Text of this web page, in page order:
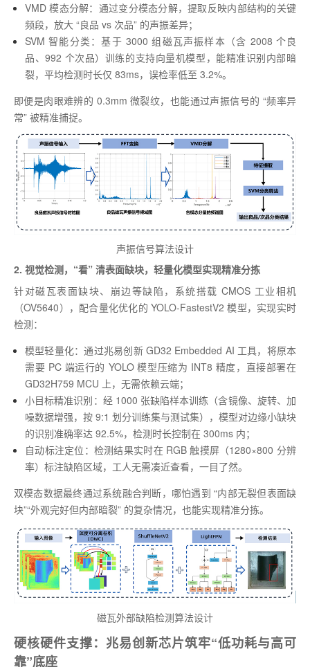
VMD 模态分解：通过变分模态分解，提取反映内部结构的关键
频段，放大 “良品 vs 次品” 的声振差异；
SVM 智能分类：基于 3000 组磁瓦声振样本（含 2008 个良
品、992 个次品）训练的支持向量机模型，能精准识别内部暗
裂，平均检测时长仅 83ms，误检率低至 3.2%。
即便是肉眼难辨的 0.3mm 微裂纹，也能通过声振信号的 “频率异
常” 被精准捕捉。
声振信号算法设计
2. 视觉检测，“看” 清表面缺块，轻量化模型实现精准分拣
针对磁瓦表面缺块、崩边等缺陷，系统搭载 CMOS 工业相机
（OV5640），配合量化优化的 YOLO-FastestV2 模型，实现实时
检测：
模型轻量化：通过兆易创新 GD32 Embedded AI 工具，将原本
需要 PC 端运行的 YOLO 模型压缩为 INT8 精度，直接部署在
GD32H759 MCU 上，无需依赖云端；
小目标精准识别：经 1000 张缺陷样本训练（含镜像、旋转、加
噪数据增强，按 9:1 划分训练集与测试集），模型对边缘小缺块
的识别准确率达 92.5%，检测时长控制在 300ms 内；
自动标注定位：检测结果实时在 RGB 触摸屏（1280×800 分辨
率）标注缺陷区域，工人无需凑近查看，一目了然。
双模态数据最终通过系统融合判断，哪怕遇到 “内部无裂但表面缺
块”“外观完好但内部暗裂” 的复杂情况，也能实现精准分拣。
磁瓦外部缺陷检测算法设计
硬核硬件支撑：兆易创新芯片筑牢“低功耗与高可
靠”底座